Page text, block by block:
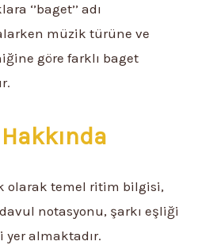
‘’baget’’ adı
müzik türüne ve
göre farklı baget
Hakkında
olarak temel ritim bilgisi,
notasyonu, şarkı eşliği
almaktadır.